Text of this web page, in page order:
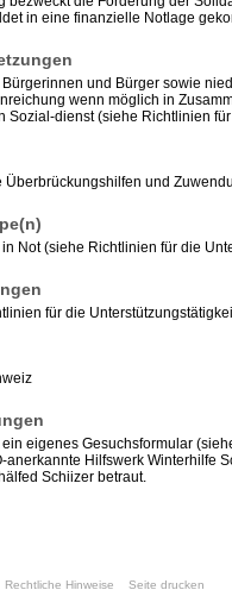
in eine finanzielle Notlage
und Bürger sowie
wenn möglich in
Sozial-dienst (siehe Richtlinien
Überbrückungshilfen und
in Not (siehe Richtlinien für die
für die
ein eigenes Gesuchsformular
anerkannte Hilfswerk Winterhilfe
Schiizer betraut.
Rechtliche Hinweise Seite drucken